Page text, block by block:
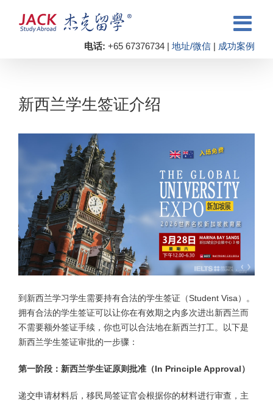
电话: +65 67376734 | 地址/微信 | 成功案例
新西兰学生签证介绍
到新西兰学习学生需要持有合法的学生签证（Student Visa）。
拥有合法的学生签证可以让你在有效期之内多次进出新西兰而
不需要额外签证手续，你也可以合法地在新西兰打工。以下是
新西兰学生签证审批的一步骤：
第一阶段：新西兰学生证原则批准（In Principle Approval）
递交申请材料后，移民局签证官会根据你的材料进行审查，主